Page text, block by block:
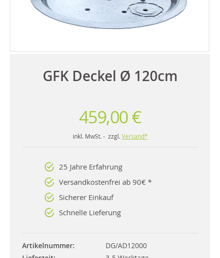
GFK Deckel Ø 120cm
459,00 €
inkl. MwSt. - zzgl. Versand*
25 Jahre Erfahrung
Versandkostenfrei ab 90€ *
Sicherer Einkauf
Schnelle Lieferung
Artikelnummer
DG/AD12000